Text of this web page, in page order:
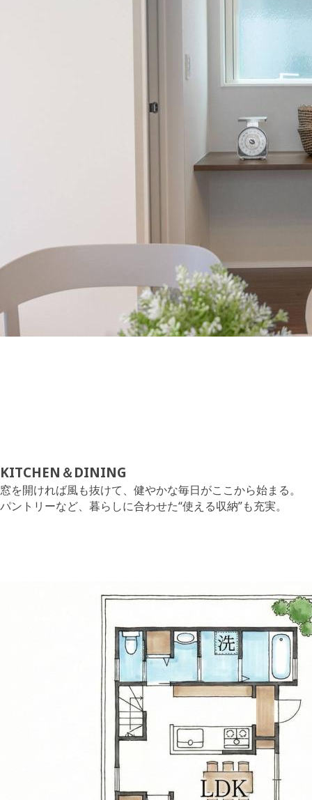
KITCHEN＆DINING
窓を開ければ風も抜けて、健やかな毎日がここから始まる。
パントリーなど、暮らしに合わせた“使える収納”も充実。